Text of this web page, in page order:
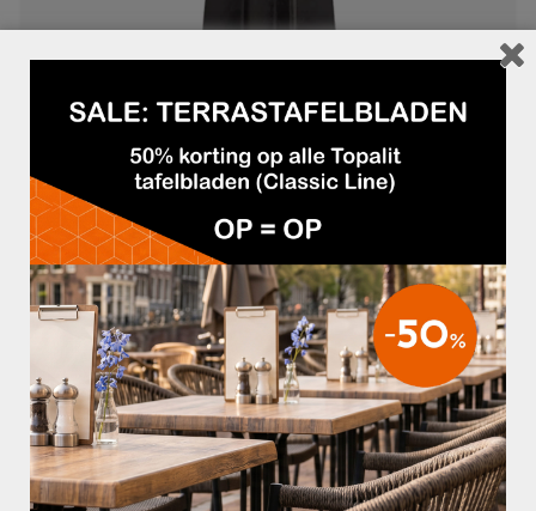
PARASOL INBOUWVOET STANDAARD €89,95
0513 418882